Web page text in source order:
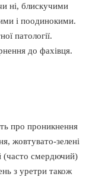
ні, блискучими
і поодинокими.
патології.
до фахівця.
про проникнення
жовтувато-зелені
(часто смердючий)
з уретри також